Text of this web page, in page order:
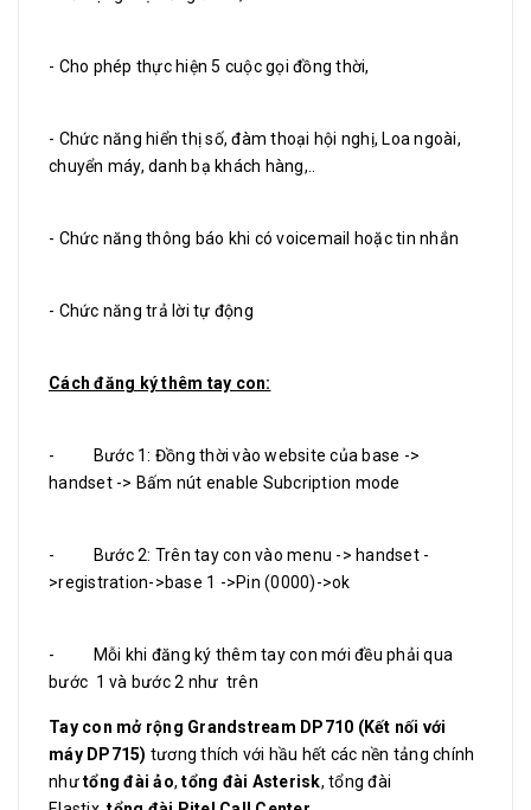
- Cho phép thực hiện 5 cuộc gọi đồng thời,
- Chức năng hiển thị số, đàm thoại hội nghị, Loa ngoài,
chuyển máy, danh bạ khách hàng,..
- Chức năng thông báo khi có voicemail hoặc tin nhắn
- Chức năng trả lời tự động
Cách đăng ký thêm tay con:
- Bước 1: Đồng thời vào website của base ->
handset -> Bấm nút enable Subcription mode
- Bước 2: Trên tay con vào menu -> handset -
>registration->base 1 ->Pin (0000)->ok
- Mỗi khi đăng ký thêm tay con mới đều phải qua
bước 1 và bước 2 như trên
Tay con mở rộng Grandstream DP710 (Kết nối với
máy DP715) tương thích với hầu hết các nền tảng chính
nhưtổng đài ảo,tổng đài Asterisk, tổng đài